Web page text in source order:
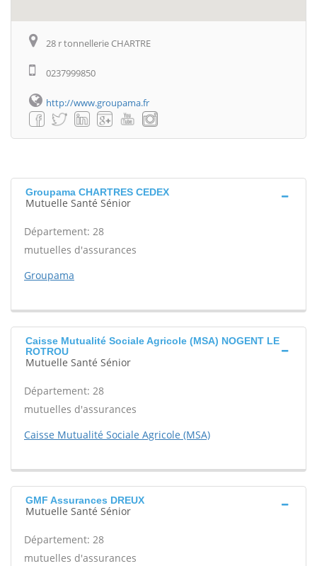
28 r tonnellerie CHARTRE
0237999850
http://www.groupama.fr
Groupama CHARTRES CEDEX
Mutuelle Santé Sénior
Département: 28
mutuelles d'assurances
Groupama
Caisse Mutualité Sociale Agricole (MSA) NOGENT LE
ROTROU
Mutuelle Santé Sénior
Département: 28
mutuelles d'assurances
Caisse Mutualité Sociale Agricole (MSA)
GMF Assurances DREUX
Mutuelle Santé Sénior
Département: 28
mutuelles d'assurances